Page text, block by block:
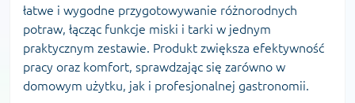
łatwe i wygodne przygotowywanie różnorodnych
potraw, łącząc funkcje miski i tarki w jednym
praktycznym zestawie. Produkt zwiększa efektywność
pracy oraz komfort, sprawdzając się zarówno w
domowym użytku, jak i profesjonalnej gastronomii.